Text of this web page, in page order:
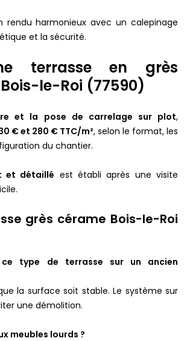
rendu harmonieux avec un calepinage
et la sécurité.
terrasse en grès
le-Roi (77590)
et la pose de carrelage sur plot,
€ et 280 € TTC/m², selon le format, les
du chantier.
et détaillé est établi après une visite
grès cérame Bois-le-Roi
type de terrasse sur un ancien
la surface soit stable. Le système sur
une démolition.
meubles lourds ?